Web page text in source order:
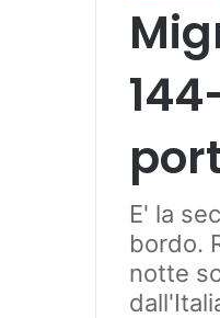
E' la
bordo.
notte